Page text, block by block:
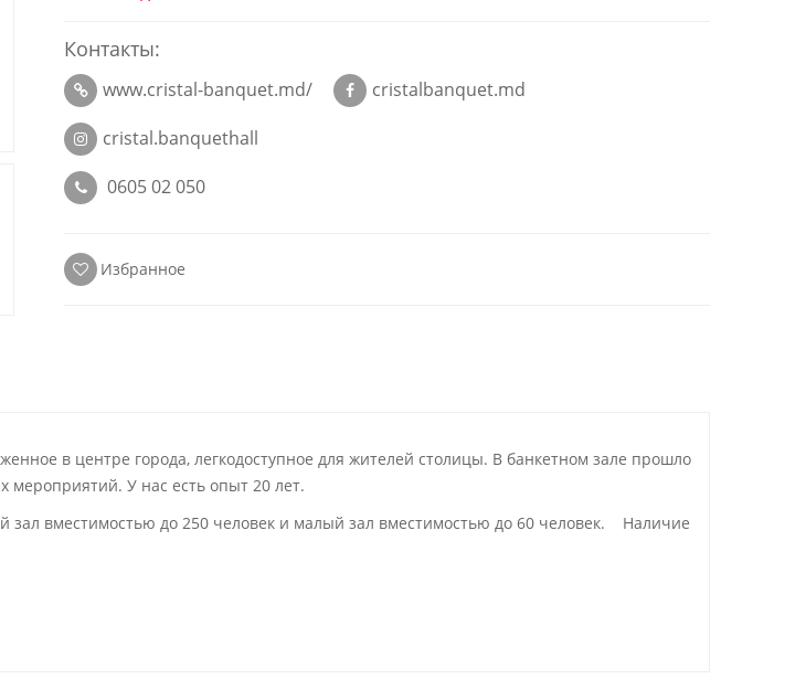
Контакты:
www.cristal-banquet.md/
cristalbanquet.md
cristal.banquethall
0605 02 050
Избранное
в центре города, легкодоступное для жителей столицы. В банкетном зале прошло
мероприятий. У нас есть опыт 20 лет.
вместимостью до 250 человек и малый зал вместимостью до 60 человек. Наличие